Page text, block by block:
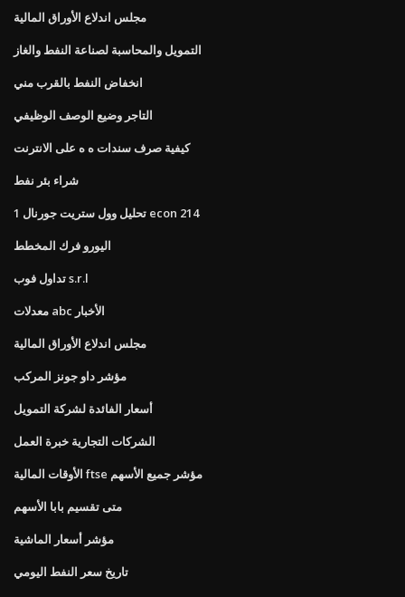
مجلس اندلاع الأوراق المالية
التمويل والمحاسبة لصناعة النفط والغاز
انخفاض النفط بالقرب مني
التاجر وضيع الوصف الوظيفي
كيفية صرف سندات ه ه على الانترنت
شراء بئر نفط
تحليل وول ستريت جورنال 1 econ 214
اليورو فرك المخطط
تداول فوب s.r.l
معدلات abc الأخبار
مجلس اندلاع الأوراق المالية
مؤشر داو جونز المركب
أسعار الفائدة لشركة التمويل
الشركات التجارية خبرة العمل
الأوقات المالية ftse مؤشر جميع الأسهم
متى تقسيم بابا الأسهم
مؤشر أسعار الماشية
تاريخ سعر النفط اليومي